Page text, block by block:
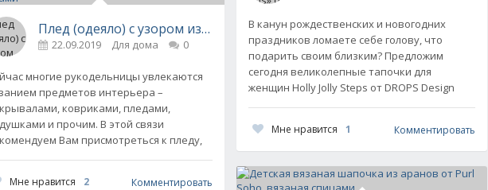
вязаный спицами
Плед (одеяло) с узором из кос, вязаный спицами
22.09.2019 Для дома 0
многие рукодельницы увлекаются
предметов интерьера –
ковриками, пледами,
и прочим. В этой связи
Вам присмотреться к пледу,
Мне нравится 2 Комментировать
В канун рождественских и новогодних
праздников ломаете себе голову, что
подарить своим близким? Предложим
сегодня великолепные тапочки для
женщин Holly Jolly Steps от DROPS Design
Мне нравится 1 Комментировать